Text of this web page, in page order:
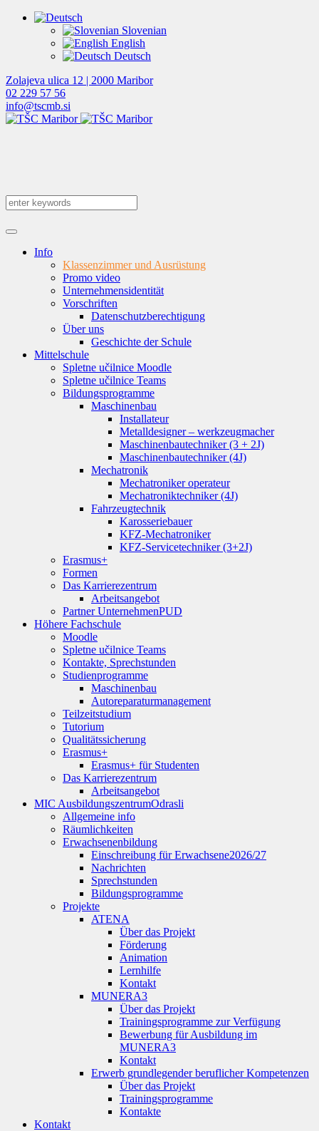
Slovenian
English
Deutsch
Zolajeva ulica 12 | 2000 Maribor
02 229 57 56
info@tscmb.si
Info
Klassenzimmer und Ausrüstung
Promo video
Unternehmensidentität
Vorschriften
Datenschutzberechtigung
Über uns
Geschichte der Schule
Mittelschule
Spletne učilnice Moodle
Spletne učilnice Teams
Bildungsprogramme
Maschinenbau
Installateur
Metalldesigner – werkzeugmacher
Maschinenbautechniker (3 + 2J)
Maschinenbautechniker (4J)
Mechatronik
Mechatroniker operateur
Mechatroniktechniker (4J)
Fahrzeugtechnik
Karosseriebauer
KFZ-Mechatroniker
KFZ-Servicetechniker (3+2J)
Erasmus+
Formen
Das Karrierezentrum
Arbeitsangebot
Partner UnternehmenPUD
Höhere Fachschule
Moodle
Spletne učilnice Teams
Kontakte, Sprechstunden
Studienprogramme
Maschinenbau
Autoreparaturmanagement
Teilzeitstudium
Tutorium
Qualitätssicherung
Erasmus+
Erasmus+ für Studenten
Das Karrierezentrum
Arbeitsangebot
MIC AusbildungszentrumOdrasli
Allgemeine info
Räumlichkeiten
Erwachsenenbildung
Einschreibung für Erwachsene2026/27
Nachrichten
Sprechstunden
Bildungsprogramme
Projekte
ATENA
Über das Projekt
Förderung
Animation
Lernhilfe
Kontakt
MUNERA3
Über das Projekt
Trainingsprogramme zur Verfügung
Bewerbung für Ausbildung im
MUNERA3
Kontakt
Erwerb grundlegender beruflicher Kompetenzen
Über das Projekt
Trainingsprogramme
Kontakte
Kontakt